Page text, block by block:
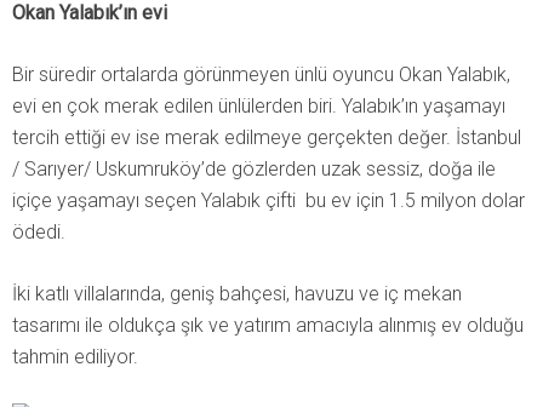
Okan Yalabık’ın evi
Bir süredir ortalarda görünmeyen ünlü oyuncu Okan Yalabık,
evi en çok merak edilen ünlülerden biri. Yalabık’ın yaşamayı
tercih ettiği ev ise merak edilmeye gerçekten değer. İstanbul
/ Sarıyer/ Uskumruköy’de gözlerden uzak sessiz, doğa ile
içiçe yaşamayı seçen Yalabık çifti bu ev için 1.5 milyon dolar
ödedi.
İki katlı villalarında, geniş bahçesi, havuzu ve iç mekan
tasarımı ile oldukça şık ve yatırım amacıyla alınmış ev olduğu
tahmin ediliyor.